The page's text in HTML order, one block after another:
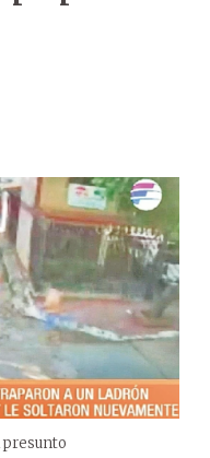
presunto